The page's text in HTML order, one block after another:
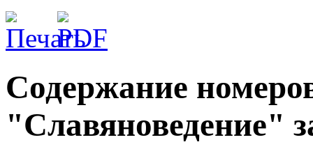
Содержание
"Славяноведение"